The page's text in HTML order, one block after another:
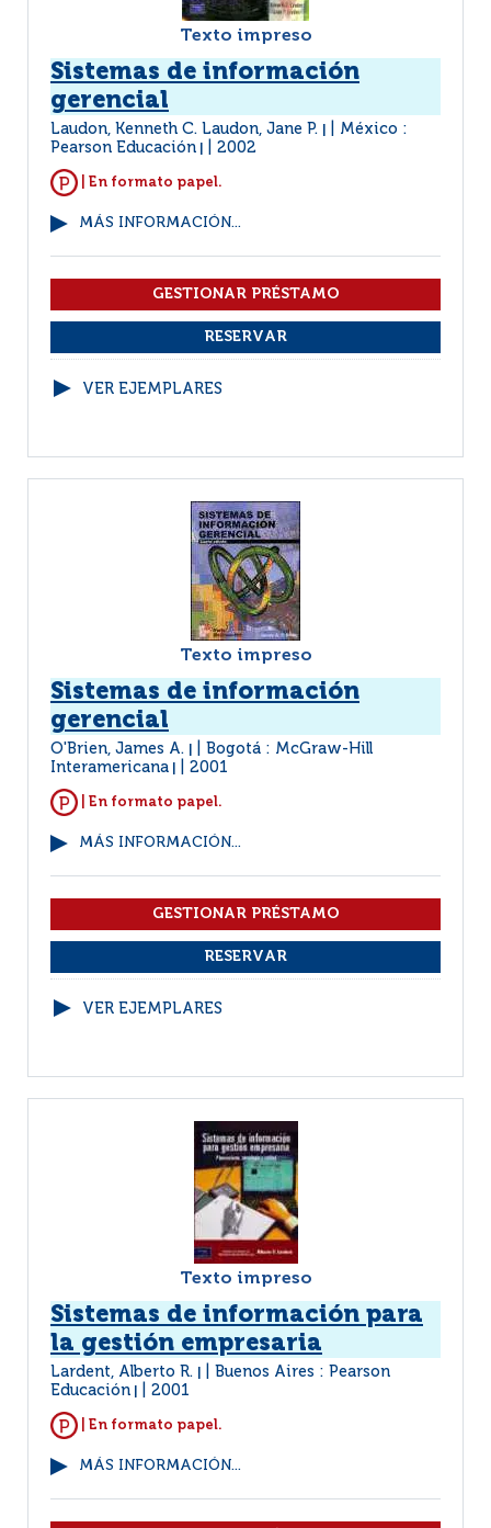
Texto impreso
Sistemas de información
gerencial
Laudon, Kenneth C. Laudon, Jane P.
México :
Pearson Educación
2002
| En formato papel.
MÁS INFORMACIÓN...
VER EJEMPLARES
Texto impreso
Sistemas de información
gerencial
O'Brien, James A.
Bogotá : McGraw-Hill
Interamericana
2001
| En formato papel.
MÁS INFORMACIÓN...
VER EJEMPLARES
Texto impreso
Sistemas de información para
la gestión empresaria
Lardent, Alberto R.
Buenos Aires : Pearson
Educación
2001
| En formato papel.
MÁS INFORMACIÓN...